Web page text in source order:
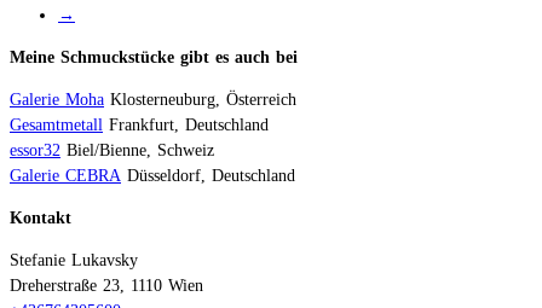
→
Meine Schmuckstücke gibt es auch bei
Galerie Moha Klosterneuburg, Österreich
Gesamtmetall Frankfurt, Deutschland
essor32 Biel/Bienne, Schweiz
Galerie CEBRA Düsseldorf, Deutschland
Kontakt
Stefanie Lukavsky
Dreherstraße 23, 1110 Wien